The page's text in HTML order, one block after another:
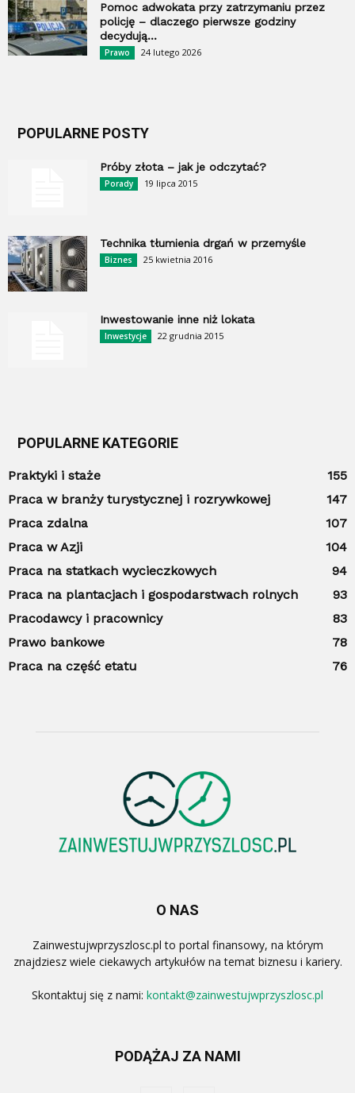
Pomoc adwokata przy zatrzymaniu przez
policję – dlaczego pierwsze godziny
decydują...
Prawo 24 lutego 2026
POPULARNE POSTY
Próby złota – jak je odczytać?
Porady 19 lipca 2015
Technika tłumienia drgań w przemyśle
Biznes 25 kwietnia 2016
Inwestowanie inne niż lokata
Inwestycje 22 grudnia 2015
POPULARNE KATEGORIE
Praktyki i staże
155
Praca w branży turystycznej i rozrywkowej
147
Praca zdalna
107
Praca w Azji
104
Praca na statkach wycieczkowych
94
Praca na plantacjach i gospodarstwach rolnych
93
Pracodawcy i pracownicy
83
Prawo bankowe
78
Praca na część etatu
76
O NAS
Zainwestujwprzyszlosc.pl to portal finansowy, na którym
znajdziesz wiele ciekawych artykułów na temat biznesu i kariery.
Skontaktuj się z nami: kontakt@zainwestujwprzyszlosc.pl
PODĄŻAJ ZA NAMI